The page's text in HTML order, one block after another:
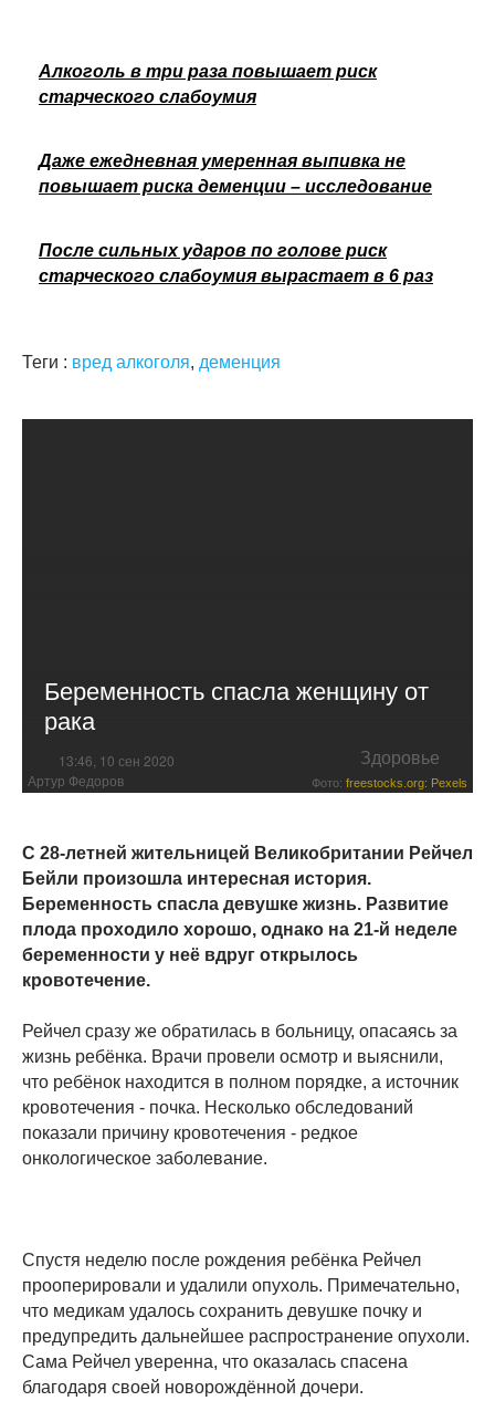
Алкоголь в три раза повышает риск
старческого слабоумия
Даже ежедневная умеренная выпивка не
повышает риска деменции – исследование
После сильных ударов по голове риск
старческого слабоумия вырастает в 6 раз
Теги : вред алкоголя, деменция
Беременность спасла женщину от
рака
13:46, 10 сен 2020 Здоровье
Артур Федоров Фото: freestocks.org: Pexels
С 28-летней жительницей Великобритании Рейчел
Бейли произошла интересная история.
Беременность спасла девушке жизнь. Развитие
плода проходило хорошо, однако на 21-й неделе
беременности у неё вдруг открылось
кровотечение.
Рейчел сразу же обратилась в больницу, опасаясь за
жизнь ребёнка. Врачи провели осмотр и выяснили,
что ребёнок находится в полном порядке, а источник
кровотечения - почка. Несколько обследований
показали причину кровотечения - редкое
онкологическое заболевание.
Спустя неделю после рождения ребёнка Рейчел
прооперировали и удалили опухоль. Примечательно,
что медикам удалось сохранить девушке почку и
предупредить дальнейшее распространение опухоли.
Сама Рейчел уверенна, что оказалась спасена
благодаря своей новорождённой дочери.